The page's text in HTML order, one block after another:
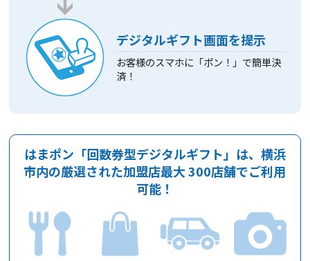
デジタルギフト画面を提示
お客様のスマホに「ポン！」で簡単決
済！
はまポン「回数券型デジタルギフト」は、 横浜
市内の厳選された加盟店最大 300店舗でご利用
可能！